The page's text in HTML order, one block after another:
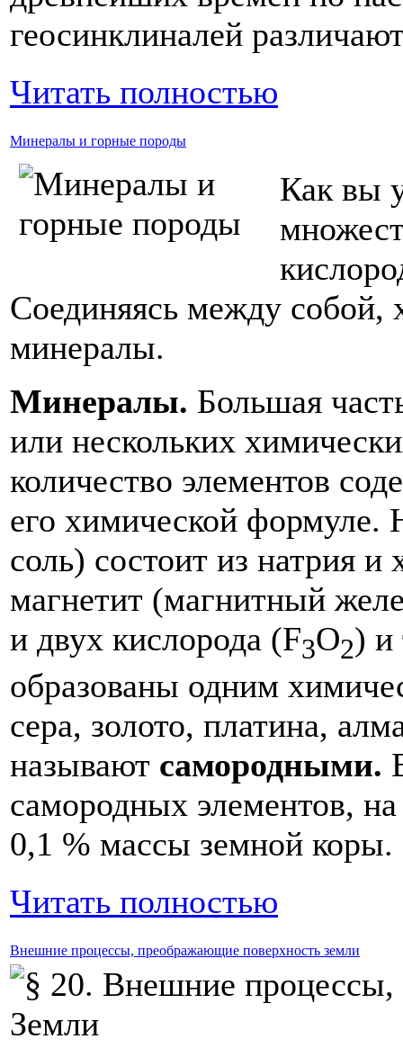
геосинклиналей
Читать полностью
Минералы и горные породы
Как вы
Соединяясь между собой,
минералы.
Минералы. Большая
или нескольких
количество элементов
его химической формуле.
соль) состоит из натрия
магнетит (магнитный
и двух кислорода (F3O2) и
образованы одним
сера, золото, платина,
называют самородными.
самородных элементов,
0,1 % массы земной коры.
Читать полностью
Внешние процессы, преображающие поверхность земли